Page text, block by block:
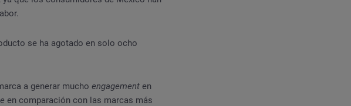
se ha agotado en solo ocho
a generar mucho engagement en
en comparación con las marcas más